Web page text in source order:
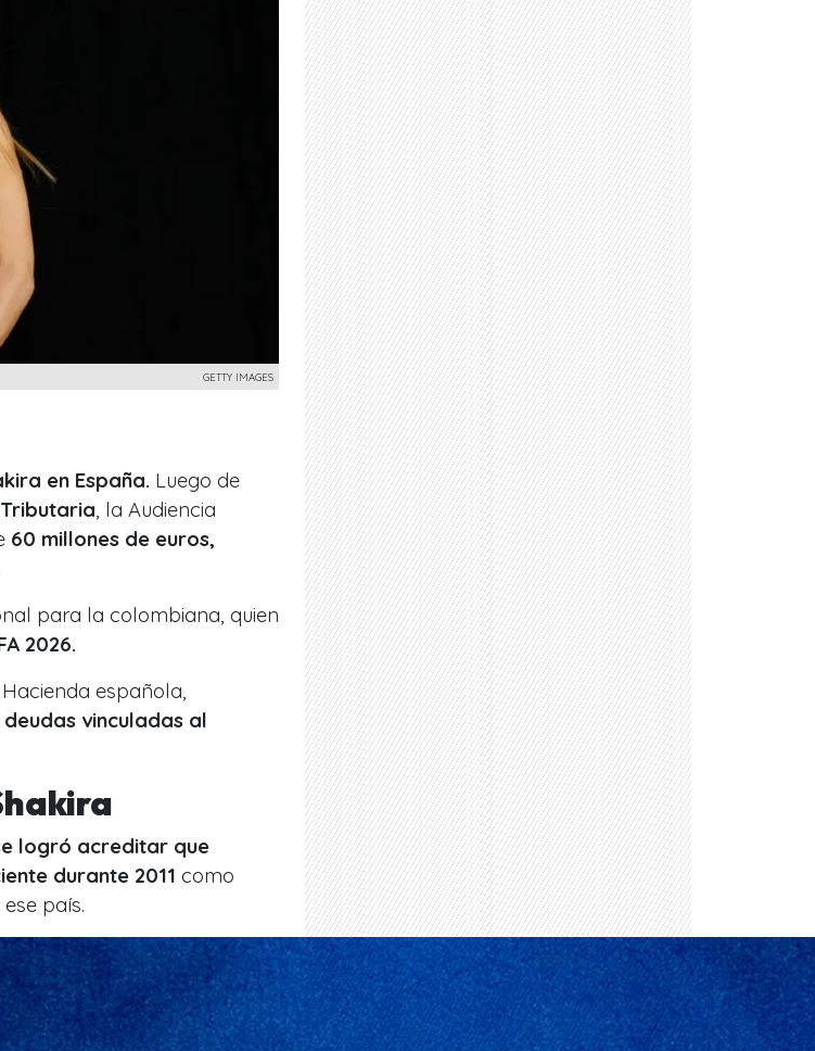
GETTY IMAGES
en España. Luego de
, la Audiencia
60 millones de euros,
para la colombiana, quien
2026.
española,
deudas vinculadas al
logró acreditar que
durante 2011 como
país.